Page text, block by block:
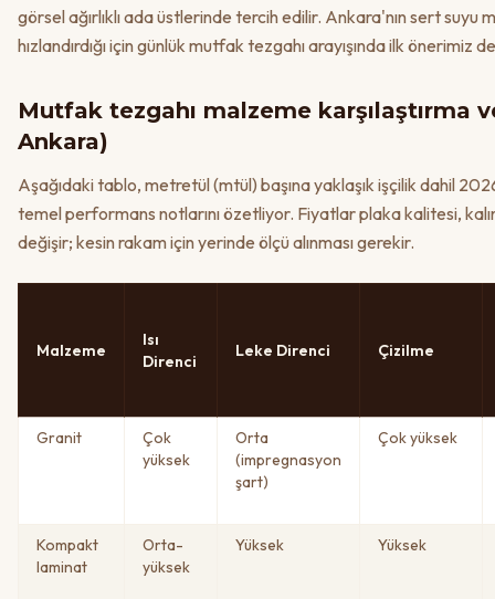
görsel ağırlıklı ada üstlerinde tercih edilir. Ankara'nın sert suyu
hızlandırdığı için günlük mutfak tezgahı arayışında ilk önerimiz
Mutfak tezgahı malzeme karşılaştırma
Ankara)
Aşağıdaki tablo, metretül (mtül) başına yaklaşık işçilik dahil
temel performans notlarını özetliyor. Fiyatlar plaka kalitesi,
değişir; kesin rakam için yerinde ölçü alınması gerekir.
Malzeme
Isı
Direnci
Leke Direnci Çizilme
Granit
Çok
yüksek
Orta
(impregnasyon
şart)
Çok yüksek
Kompakt
laminat
Orta-
yüksek
Yüksek Yüksek